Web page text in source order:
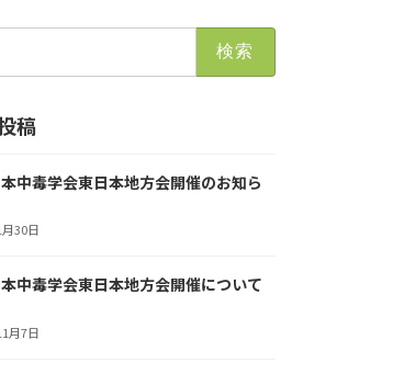
稿
中毒学会東日本地方会開催のお知ら
30日
中毒学会東日本地方会開催について
月7日